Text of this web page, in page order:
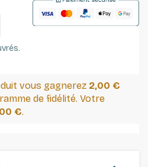
vous gagnerez 2,00 €
de fidélité. Votre
€.